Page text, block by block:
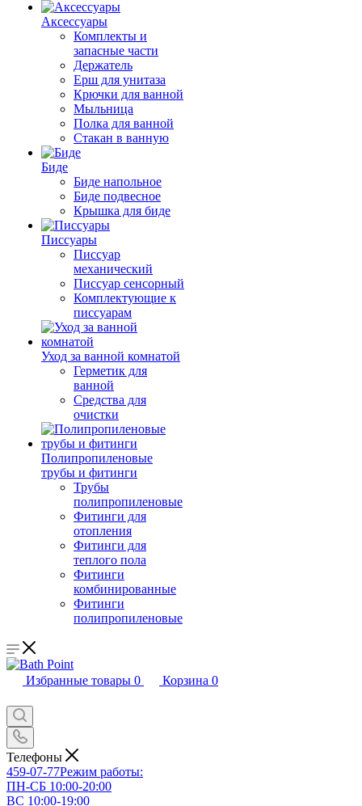
Аксессуары
Комплекты и
запасные части
Держатель
Ерш для унитаза
Крючки для ванной
Мыльница
Полка для ванной
Стакан в ванную
Биде
Биде напольное
Биде подвесное
Крышка для биде
Писсуары
Писсуар
механический
Писсуар сенсорный
Комплектующие к
писсуарам
Уход за ванной комнатой
Герметик для
ванной
Средства для
очистки
Полипропиленовые
трубы и фитинги
Трубы
полипропиленовые
Фитинги для
отопления
Фитинги для
теплого пола
Фитинги
комбинированные
Фитинги
полипропиленовые
Избранные товары 0 Корзина 0
Телефоны
459-07-77Режим работы:
ПН-СБ 10:00-20:00
ВС 10:00-19:00